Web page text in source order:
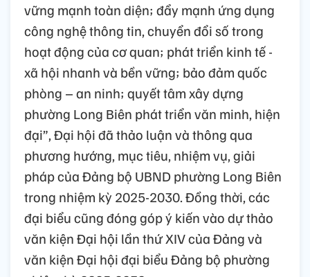
vững mạnh toàn diện; đẩy mạnh ứng dụng
công nghệ thông tin, chuyển đổi số trong
hoạt động của cơ quan; phát triển kinh tế -
xã hội nhanh và bền vững; bảo đảm quốc
phòng – an ninh; quyết tâm xây dựng
phường Long Biên phát triển văn minh, hiện
đại”,Đại hội đã thảo luận và thông qua
phương hướng, mục tiêu, nhiệm vụ, giải
pháp của Đảng bộ UBND phường Long Biên
trong nhiệm kỳ 2025-2030.Đồng thời, các
đại biểu cũng đóng góp ý kiến vào dự thảo
văn kiện Đại hội lần thứ XIV của Đảng và
văn kiện Đại hội đại biểu Đảng bộ phường